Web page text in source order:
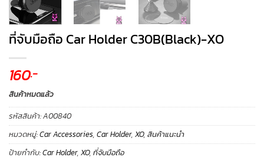
ที่จับมือถือ Car Holder C30B(Black)-XO
160.-
สินค้าหมดแล้ว
รหัสสินค้า:A00840
หมวดหมู่:Car Accessories, Car Holder, XO, สินค้าแนะนำ
ป้ายกำกับ:Car Holder, XO, ที่จับมือถือ